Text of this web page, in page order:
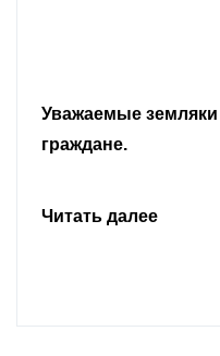
Уважаемые
граждане.
Читать далее